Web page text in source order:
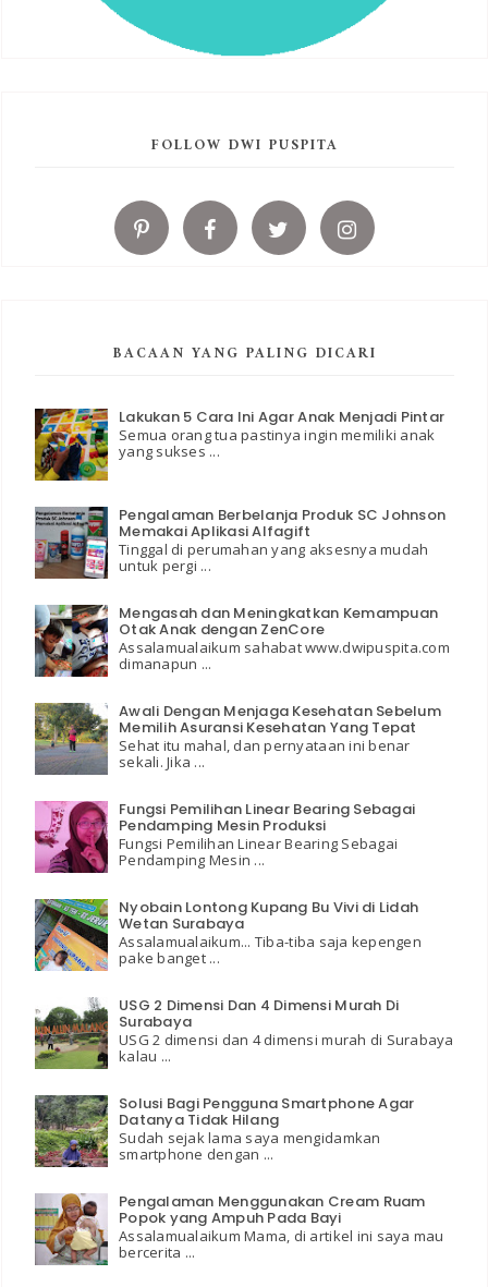
FOLLOW DWI PUSPITA
BACAAN YANG PALING DICARI
Lakukan 5 Cara Ini Agar Anak Menjadi Pintar
Semua orang tua pastinya ingin memiliki anak
yang sukses ...
Pengalaman Berbelanja Produk SC Johnson
Memakai Aplikasi Alfagift
Tinggal di perumahan yang aksesnya mudah
untuk pergi ...
Mengasah dan Meningkatkan Kemampuan
Otak Anak dengan ZenCore
Assalamualaikum sahabat www.dwipuspita.com
dimanapun ...
Awali Dengan Menjaga Kesehatan Sebelum
Memilih Asuransi Kesehatan Yang Tepat
Sehat itu mahal, dan pernyataan ini benar
sekali. Jika ...
Fungsi Pemilihan Linear Bearing Sebagai
Pendamping Mesin Produksi
Fungsi Pemilihan Linear Bearing Sebagai
Pendamping Mesin ...
Nyobain Lontong Kupang Bu Vivi di Lidah
Wetan Surabaya
Assalamualaikum... Tiba-tiba saja kepengen
pake banget ...
USG 2 Dimensi Dan 4 Dimensi Murah Di
Surabaya
USG 2 dimensi dan 4 dimensi murah di Surabaya
kalau ...
Solusi Bagi Pengguna Smartphone Agar
Datanya Tidak Hilang
Sudah sejak lama saya mengidamkan
smartphone dengan ...
Pengalaman Menggunakan Cream Ruam
Popok yang Ampuh Pada Bayi
Assalamualaikum Mama, di artikel ini saya mau
bercerita ...